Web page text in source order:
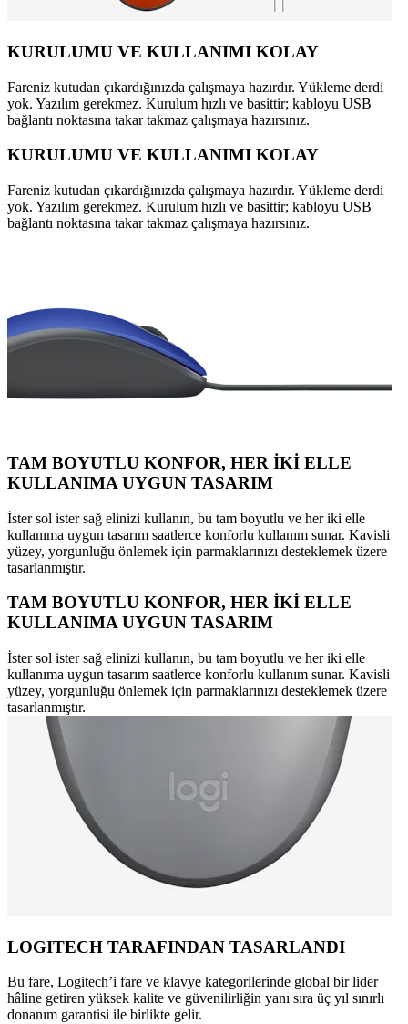
KURULUMU VE KULLANIMI KOLAY
Fareniz kutudan çıkardığınızda çalışmaya hazırdır. Yükleme derdi
yok. Yazılım gerekmez. Kurulum hızlı ve basittir; kabloyu USB
bağlantı noktasına takar takmaz çalışmaya hazırsınız.
KURULUMU VE KULLANIMI KOLAY
Fareniz kutudan çıkardığınızda çalışmaya hazırdır. Yükleme derdi
yok. Yazılım gerekmez. Kurulum hızlı ve basittir; kabloyu USB
bağlantı noktasına takar takmaz çalışmaya hazırsınız.
TAM BOYUTLU KONFOR, HER İKİ ELLE
KULLANIMA UYGUN TASARIM
İster sol ister sağ elinizi kullanın, bu tam boyutlu ve her iki elle
kullanıma uygun tasarım saatlerce konforlu kullanım sunar. Kavisli
yüzey, yorgunluğu önlemek için parmaklarınızı desteklemek üzere
tasarlanmıştır.
TAM BOYUTLU KONFOR, HER İKİ ELLE
KULLANIMA UYGUN TASARIM
İster sol ister sağ elinizi kullanın, bu tam boyutlu ve her iki elle
kullanıma uygun tasarım saatlerce konforlu kullanım sunar. Kavisli
yüzey, yorgunluğu önlemek için parmaklarınızı desteklemek üzere
tasarlanmıştır.
LOGITECH TARAFINDAN TASARLANDI
Bu fare, Logitech’i fare ve klavye kategorilerinde global bir lider
hâline getiren yüksek kalite ve güvenilirliğin yanı sıra üç yıl sınırlı
donanım garantisi ile birlikte gelir.